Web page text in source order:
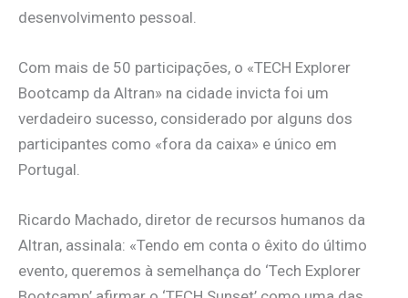
desenvolvimento pessoal.
Com mais de 50 participações, o «TECH Explorer
Bootcamp da Altran» na cidade invicta foi um
verdadeiro sucesso, considerado por alguns dos
participantes como «fora da caixa» e único em
Portugal.
Ricardo Machado, diretor de recursos humanos da
Altran, assinala: «Tendo em conta o êxito do último
evento, queremos à semelhança do ‘Tech Explorer